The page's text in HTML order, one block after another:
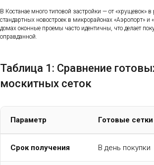
В Костанае много типовой застройки — от «хрущевок»
стандартных новостроек в микрорайонах «Аэропорт»
домах оконные проемы часто идентичны, что делает
оправданной.
Таблица 1: Сравнение
москитных сеток
Параметр Готовые сетки
Срок получения В день покупки